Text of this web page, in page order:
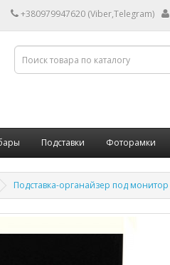
+380979947620 (Viber,Telegram)
Подставки Фоторамки
Подставка-органайзер под